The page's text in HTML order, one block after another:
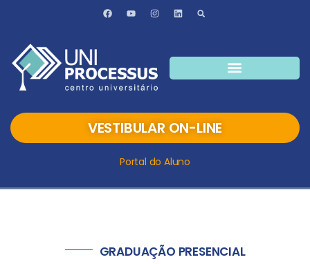
VESTIBULAR ON-LINE
Portal do Aluno
GRADUAÇÃO PRESENCIAL